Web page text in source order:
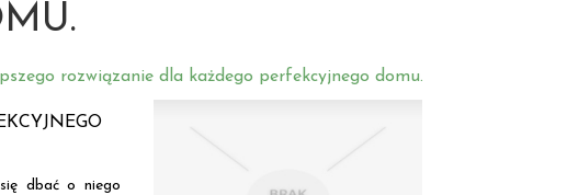
rozwiązanie dla każdego perfekcyjnego domu.
dbać o niego